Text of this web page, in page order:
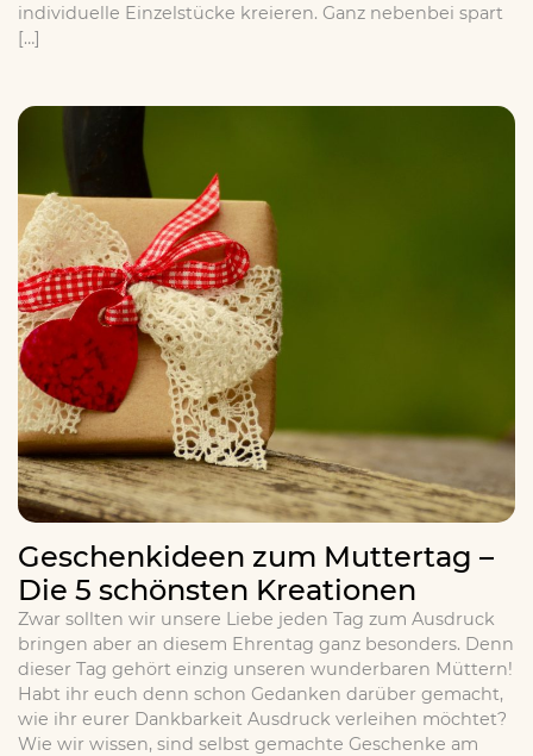
individuelle Einzelstücke kreieren. Ganz nebenbei spart
[…]
Geschenkideen zum Muttertag –
Die 5 schönsten Kreationen
Zwar sollten wir unsere Liebe jeden Tag zum Ausdruck
bringen aber an diesem Ehrentag ganz besonders. Denn
dieser Tag gehört einzig unseren wunderbaren Müttern!
Habt ihr euch denn schon Gedanken darüber gemacht,
wie ihr eurer Dankbarkeit Ausdruck verleihen möchtet?
Wie wir wissen, sind selbst gemachte Geschenke am